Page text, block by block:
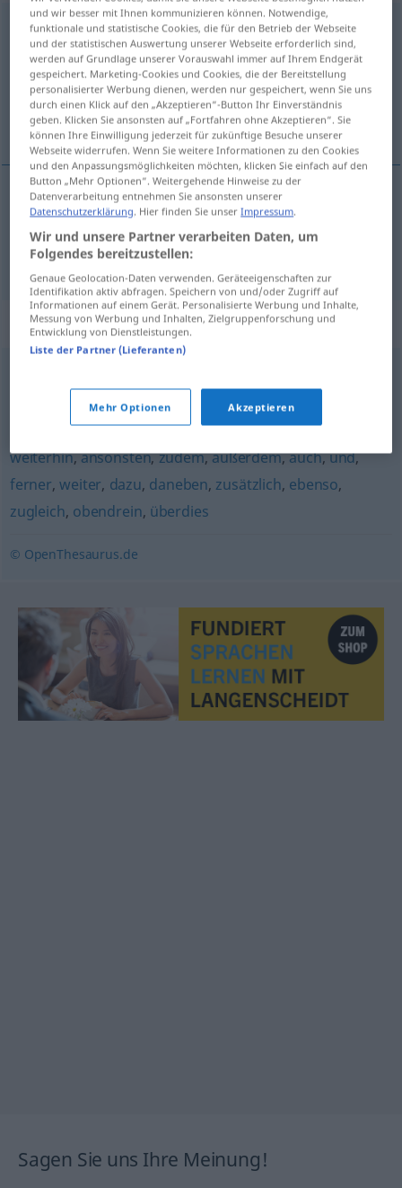
zumal [tsuˑˈ-]
Übersicht aller Übersetzungen
(Für mehr Details die Übersetzung anklicken/antippen)
vooral, bovenal, temeer daar
vooral,bovenal zumal
temeerdaar zumalvor allem da; weil
Synonyme für "zumal"
schließlich,dabei (hauptsatzeinleitend) (ugs.),da
nämlich
weiterhin,ansonsten,zudem,außerdem,auch,und,
ferner,weiter, dazu, daneben, zusätzlich, ebenso,
zugleich, obendrein, überdies
© OpenThesaurus.de
Sagen Sie uns Ihre Meinung!
und wir besser mit Ihnen kommunizieren können. Notwendige,
funktionale und statistische Cookies, die für den Betrieb der Webseite
und der statistischen Auswertung unserer Webseite erforderlich sind,
werden auf Grundlage unserer Vorauswahl immer auf Ihrem Endgerät
gespeichert. Marketing-Cookies und Cookies, die der Bereitstellung
personalisierter Werbung dienen, werden nur gespeichert, wenn Sie uns
durch einen Klick auf den „Akzeptieren“-Button Ihr Einverständnis
geben. Klicken Sie ansonsten auf „Fortfahren ohne Akzeptieren“. Sie
können Ihre Einwilligung jederzeit für zukünftige Besuche unserer
Webseite widerrufen. Wenn Sie weitere Informationen zu den Cookies
und den Anpassungsmöglichkeiten möchten, klicken Sie einfach auf den
Button „Mehr Optionen“. Weitergehende Hinweise zu der
Datenverarbeitung entnehmen Sie ansonsten unserer
Datenschutzerklärung . Hier finden Sie unserImpressum
Wir und unsere Partner verarbeiten Daten, um
Folgendes bereitzustellen:
Genaue Geolocation-Daten verwenden. Geräteeigenschaften zur
Identifikation aktiv abfragen. Speichern von und/oder Zugriff auf
Informationen auf einem Gerät. Personalisierte Werbung und Inhalte,
Messung von Werbung und Inhalten, Zielgruppenforschung und
Entwicklung von Dienstleistungen.
Liste der Partner (Lieferanten)
Mehr Optionen Akzeptieren